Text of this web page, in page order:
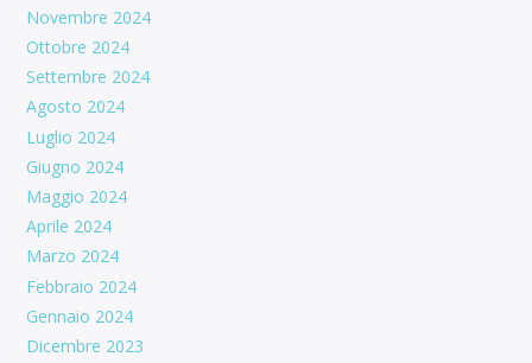
Novembre 2024
Ottobre 2024
Settembre 2024
Agosto 2024
Luglio 2024
Giugno 2024
Maggio 2024
Aprile 2024
Marzo 2024
Febbraio 2024
Gennaio 2024
Dicembre 2023